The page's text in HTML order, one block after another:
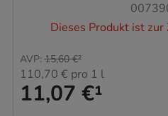
Dieses Produkt ist
11,07 €¹
AVP: 15,60 €²
110,70 € pro 1 l